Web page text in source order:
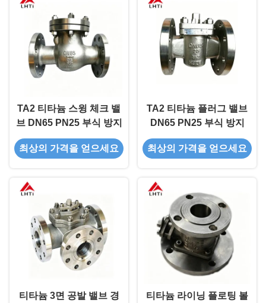
TA2 티타늄 스윙 체크 밸
브 DN65 PN25 부식 방지
최상의 가격을 얻으세요
TA2 티타늄 플러그 밸브
DN65 PN25 부식 방지
최상의 가격을 얻으세요
티타늄 3면 공발 밸브 경
티타늄 라이닝 플로팅 볼